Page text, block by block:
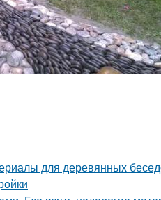
для деревянных